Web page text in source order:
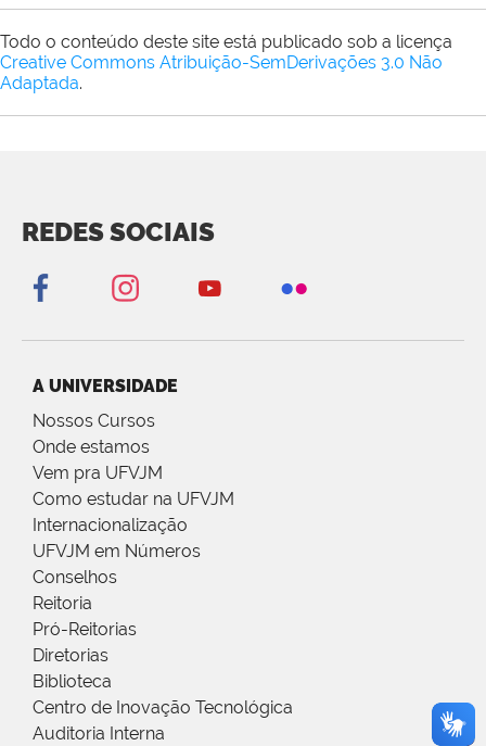
Todo o conteúdo deste site está publicado sob a licença
Creative Commons Atribuição-SemDerivações 3.0 Não
Adaptada.
REDES SOCIAIS
A UNIVERSIDADE
Nossos Cursos
Onde estamos
Vem pra UFVJM
Como estudar na UFVJM
Internacionalização
UFVJM em Números
Conselhos
Reitoria
Pró-Reitorias
Diretorias
Biblioteca
Centro de Inovação Tecnológica
Auditoria Interna